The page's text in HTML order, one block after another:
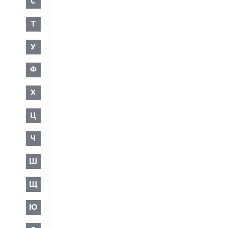
Т
У
Ф
Х
Ц
Ч
Ш
Щ
Ю